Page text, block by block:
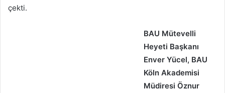
çekti.
BAU Mütevelli
Heyeti Başkanı
Enver Yücel, BAU
Köln Akademisi
Müdiresi Öznur